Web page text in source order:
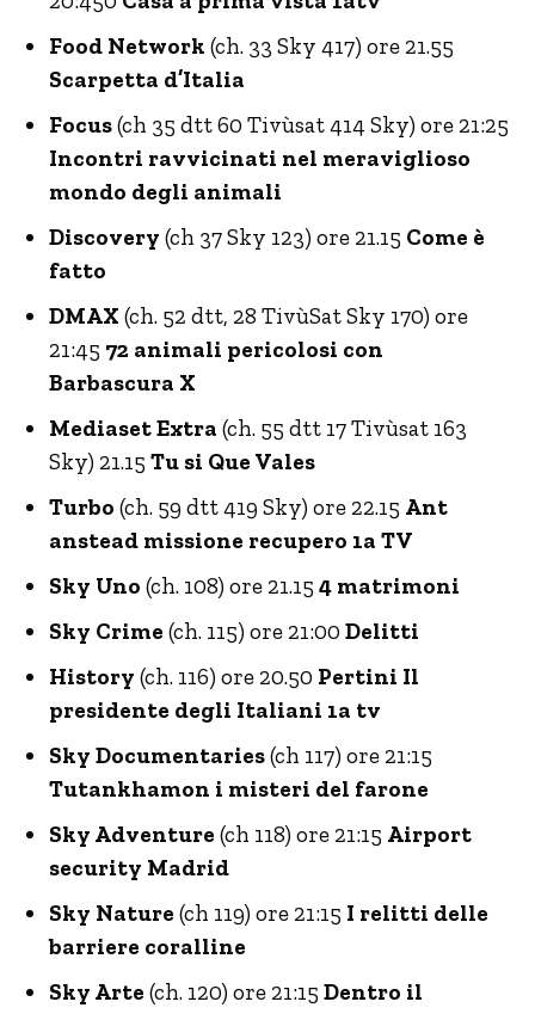
Food Network (ch. 33 Sky 417) ore 21.55
Scarpetta d’Italia
Focus(ch 35 dtt 60 Tivùsat 414 Sky) ore 21:25
Incontri ravvicinati nel meraviglioso
mondo degli animali
Discovery (ch 37 Sky 123) ore 21.15 Come è
fatto
DMAX (ch. 52 dtt, 28 TivùSat Sky 170) ore
21:45 72 animali pericolosi con
Barbascura X
Mediaset Extra (ch. 55 dtt 17 Tivùsat 163
Sky) 21.15 Tu si Que Vales
Turbo (ch. 59 dtt 419 Sky) ore 22.15 Ant
anstead missione recupero 1a TV
Sky Uno (ch. 108) ore 21.15 4 matrimoni
Sky Crime (ch. 115) ore 21:00 Delitti
History (ch. 116) ore 20.50 Pertini Il
presidente degli Italiani 1a tv
Sky Documentaries(ch 117) ore 21:15
Tutankhamon i misteri del farone
Sky Adventure (ch 118) ore 21:15 Airport
security Madrid
Sky Nature (ch 119) ore 21:15 I relitti delle
barriere coralline
Sky Arte (ch. 120) ore 21:15 Dentro il